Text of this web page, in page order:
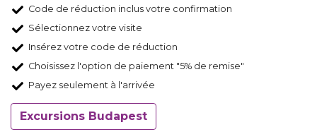
Code de réduction inclus votre confirmation
Sélectionnez votre visite
Insérez votre code de réduction
Choisissez l'option de paiement "5% de remise"
Payez seulement à l'arrivée
Excursions Budapest